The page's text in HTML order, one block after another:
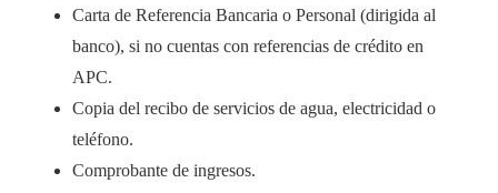
Carta de Referencia Bancaria o Personal (dirigida al
banco), si no cuentas con referencias de crédito en
APC.
Copia del recibo de servicios de agua, electricidad o
teléfono.
Comprobante de ingresos.